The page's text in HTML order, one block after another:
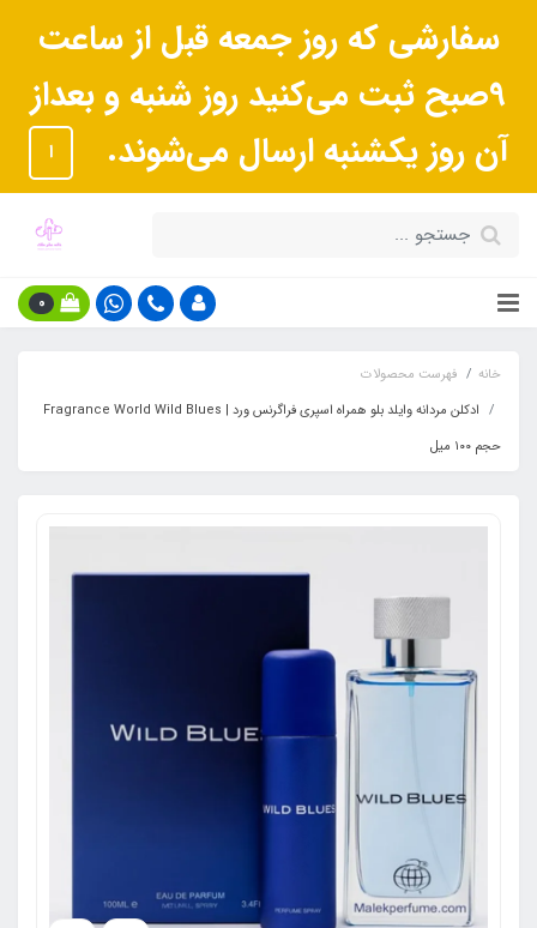
سفارشی که روز جمعه قبل از ساعت
9صبح ثبت می‌کنید روز شنبه و بعداز
آن روز یکشنبه ارسال می‌شوند.
ا
0
خانه
فهرست محصولات
ادکلن مردانه وایلد بلو همراه اسپری فراگرنس ورد | Fragrance World Wild Blues
حجم ١٠٠ میل